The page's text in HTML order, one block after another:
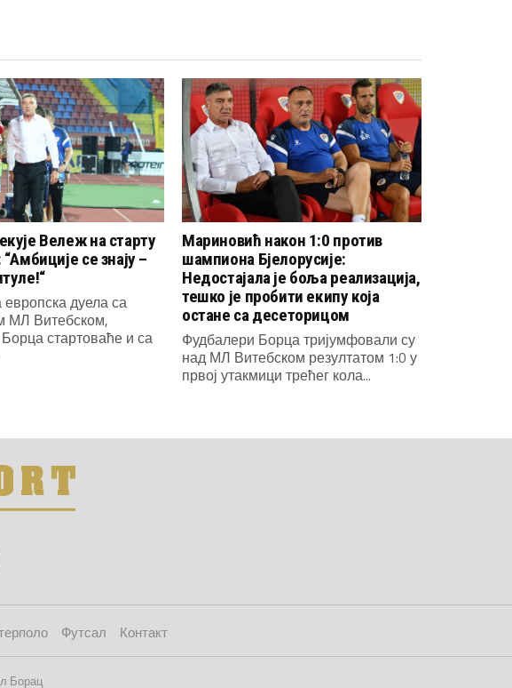
Вележ на старту
се знају –
дуела са
МЛ Витебском,
стартоваће и са
Мариновић након 1:0 против
шампиона Бјелорусије:
Недостајала је боља реализација,
тешко је пробити екипу која
остане са десеторицом
Фудбалери Борца тријумфовали су
над МЛ Витебском резултатом 1:0 у
првој утакмици трећег кола...
Футсал Контакт
Борац